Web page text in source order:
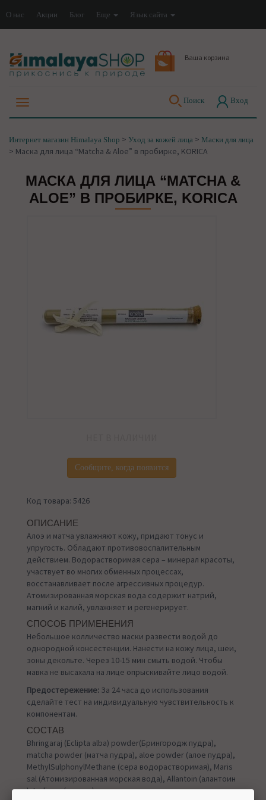
О нас Акции Блог Еще Язык сайта
Ваша корзина
Поиск Вход
Интернет магазин Himalaya Shop > Уход за кожей лица > Маски для лица
> Маска для лица “Matcha & Aloe” в пробирке, KORICA
МАСКА ДЛЯ ЛИЦА “MATCHA &
ALOE” В ПРОБИРКЕ, KORICA
Сообщите, когда появится
Код товара: 5426
ОПИСАНИЕ
Алоэ и матча увлажняют кожу, придают тонус и
упругость. Обладают противовоспалительным
действием. Водорастворимая сера – минерал красоты,
участвует во многих обменных процессах,
восстанавливает после агрессивных процедур.
Атомизированная морская вода содержит натрий,
магний и калий, увлажняет и регенерирует.
СПОСОБ ПРИМЕНЕНИЯ
Небольшое колличество маски развести водой до
однородной консестенции. Нанести на кожу лица, шеи,
зоны декольте. Через 10-15 мин смыть водой. Чтобы
мавка не высахала на лице опрыскивайте лицо водой.
Предостережение: За 24 часа до использования
сделайте тест на индивидуальную чувствительность к
компонентам.
СОСТАВ
Bhringаraj (Eclipta alba) powder(Брингородж пудра),
matcha powder (матча пудра), aloe powder (алое пудра),
MethylSulphonylMethane (сера водорастворимая), Maris
sal (Атомизированная морская вода), Аllantoin (алантоин
), Inulinum (инулин).